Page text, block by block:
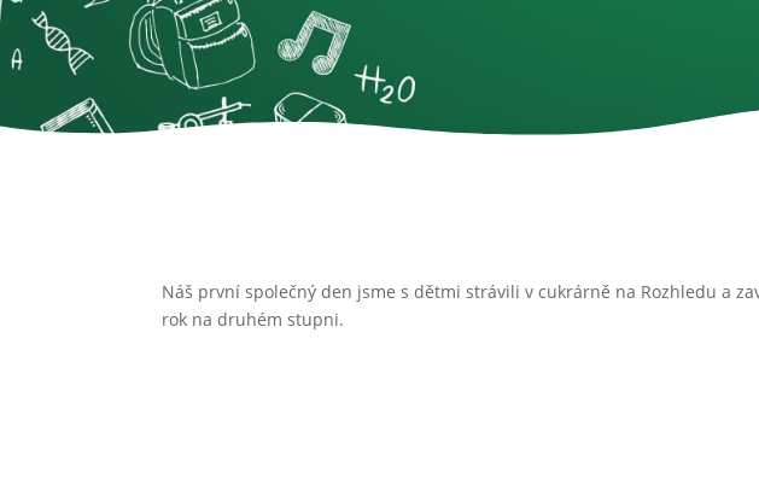
Náš první společný den jsme s dětmi strávili v cukrárně na Rozhledu a
rok na druhém stupni.